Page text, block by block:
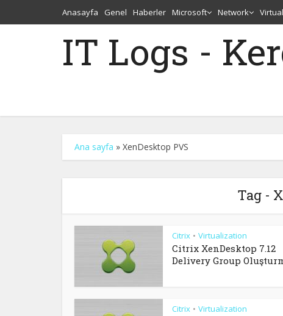
Anasayfa Genel Haberler Microsoft Network
IT Logs -
Ana sayfa » XenDesktop PVS
Tag -
Citrix • Virtualization
Citrix XenDesktop 7.12
Delivery Group
Citrix • Virtualization